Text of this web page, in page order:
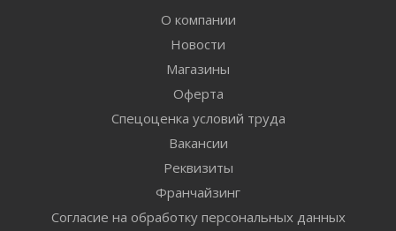
О компании
Новости
Магазины
Оферта
Спецоценка условий труда
Вакансии
Реквизиты
Франчайзинг
Согласие на обработку персональных данных